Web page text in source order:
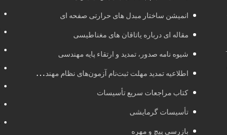
انمیشن ساختار مبدل های حرارتی صفحه ای
مقاله ای درباره یاتاقان های مغناطیسی
شیوه نامه صدور، تمدید و ارتقاء پایه مهندسی
اطلاعیه تمدید مهلت ثبت‌نام آزمون‌های نظام مهندسی سال ۱۴۰۱
کتاب مراجعات سریع تأسیسات
تأسیسات گرمایشی
بازرسی پیچ و مهره